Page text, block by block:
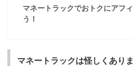
マネートラックでおトクにアフ
う！
マネートラックは怪しくあり